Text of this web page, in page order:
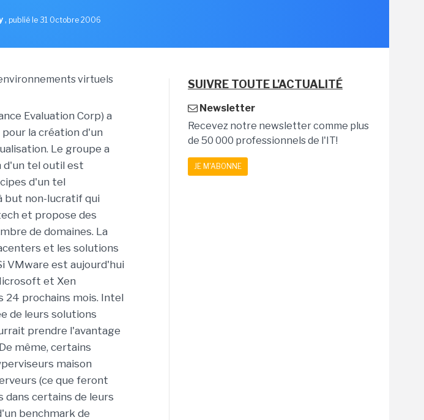
, publié le 31 Octobre 2006
Evaluation Corp) a
la création d'un
Le groupe a
d'un tel outil est
d'un tel
but non-lucratif qui
et propose des
de domaines. La
et les solutions
VMware est aujourd'hui
et Xen
24 prochains mois. Intel
de leurs solutions
prendre l'avantage
même, certains
maison
(ce que feront
dans certains de leurs
benchmark de
SUIVRE TOUTE L'ACTUALITÉ
Newsletter
Recevez notre newsletter comme plus
de 50 000 professionnels de l'IT!
JE M'ABONNE